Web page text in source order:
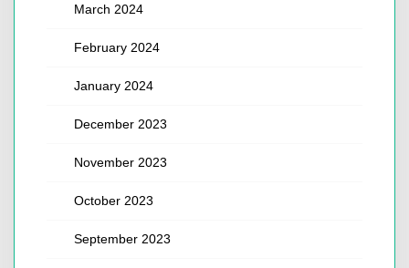
March 2024
February 2024
January 2024
December 2023
November 2023
October 2023
September 2023